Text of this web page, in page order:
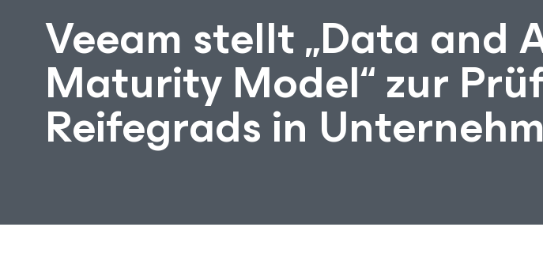
Veeam stellt „Data and
Maturity Model“ zur
Reifegrads in